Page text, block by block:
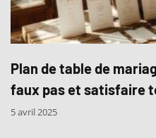
Plan de table de
faux pas et satisfaire
5 avril 2025